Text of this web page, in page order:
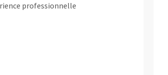
professionnelle